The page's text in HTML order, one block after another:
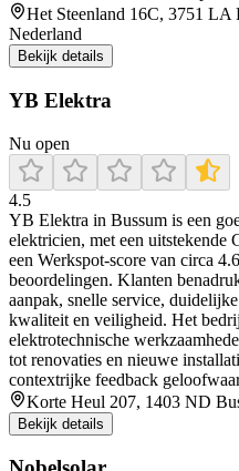
Het Steenland 16C, 3751 LA
Nederland
Bekijk details
YB Elektra
Nu open
4.5
YB Elektra in Bussum is een
elektricien, met een uitstekende
een Werkspot‑score van circa
beoordelingen. Klanten
aanpak, snelle service,
kwaliteit en veiligheid. Het
elektrotechnische
tot renovaties en nieuwe
contextrijke feedback
Korte Heul 207, 1403 ND
Bekijk details